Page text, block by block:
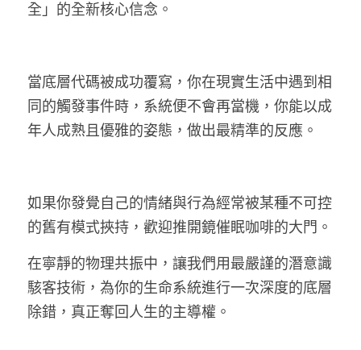
全」的全新核心信念。
當底層代碼被成功覆寫，你在現實生活中遇到相
同的觸發事件時，系統便不會再當機，你能以成
年人成熟且優雅的姿態，做出最精準的反應。
如果你發覺自己的情緒與行為經常被某種不可控
的舊有模式挾持，歡迎推開鏡催眠咖啡的大門。
在寧靜的物理共振中，讓我們用最嚴謹的潛意識
駭客技術，為你的生命系統進行一次深度的底層
除錯，真正奪回人生的主導權。